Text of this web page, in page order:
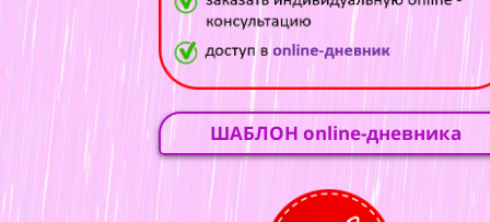
ШАБЛОН online-дневника